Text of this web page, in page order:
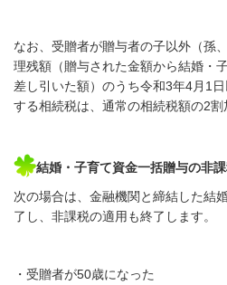
なお、受贈者が贈与者の子以外（孫
理残額（贈与された金額から結婚・
差し引いた額）のうち令和3年4月 1
する相続税は、通常の相続税額の2割
結婚・子育て資金一括贈与の非
次の場合は、金融機関と締結した結
了し、非課税の適用も終了します。
・受贈者が50歳になった